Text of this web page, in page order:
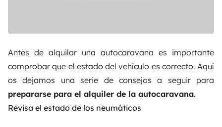
Antes de alquilar una autocaravana es importante
comprobar que el estado del vehículo es correcto. Aquí
os dejamos una serie de consejos a seguir para
prepararse para el alquiler de la autocaravana.
Revisa el estado de los neumáticos